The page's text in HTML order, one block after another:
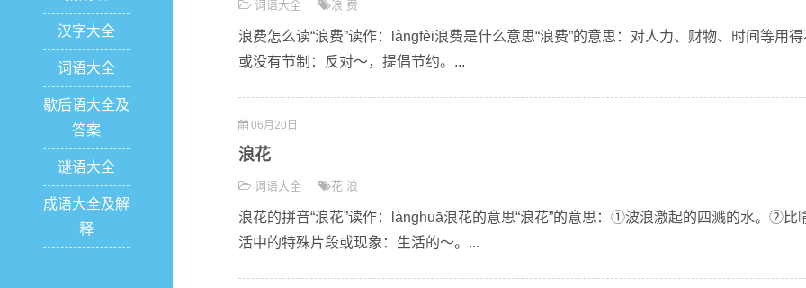
汉字大全
词语大全
歇后语大全及
答案
谜语大全
成语大全及解
释
词语大全 浪 费
浪费怎么读“浪费”读作：làngfèi浪费是什么意思“浪费”的意思：对人力、财物、时间等用得
或没有节制：反对～，提倡节约。...
06月20日
浪花
词语大全 花 浪
浪花的拼音“浪花”读作：lànghuā浪花的意思“浪花”的意思：①波浪激起的四溅的水。②比
活中的特殊片段或现象：生活的～。...